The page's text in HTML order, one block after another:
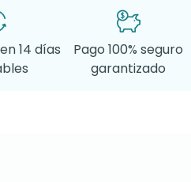
14 días
Pago 100% seguro
garantizado